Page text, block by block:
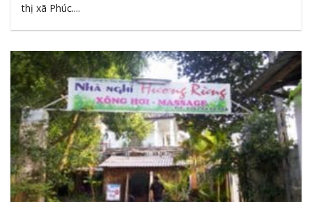
thị xã Phúc....